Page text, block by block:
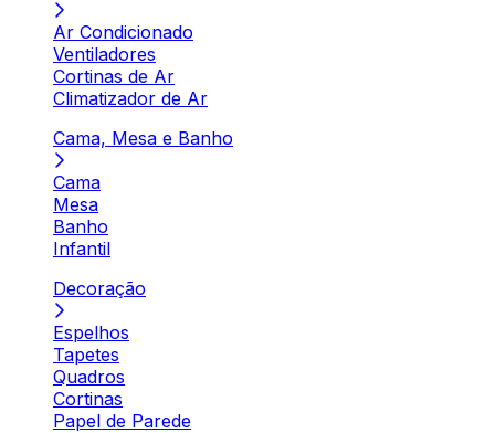
Ar Condicionado
Ventiladores
Cortinas de Ar
Climatizador de Ar
Cama, Mesa e Banho
Cama
Mesa
Banho
Infantil
Decoração
Espelhos
Tapetes
Quadros
Cortinas
Papel de Parede